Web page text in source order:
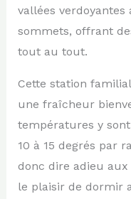
vallées
sommets, offrant
tout au tout.
Cette station
une fraîcheur
températures y
10 à 15 degrés par
donc dire adieu
le plaisir de dormir